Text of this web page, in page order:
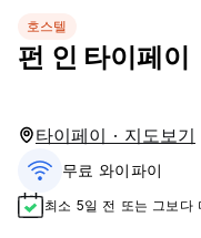
호스텔
펀 인 타이페이
타이페이 · 지도보기
무료 와이파이
최소 5일 전 또는 그보다